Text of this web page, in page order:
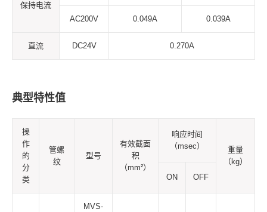
保持电流
AC200V 0.049A 0.039A
直流 DC24V 0.270A
典型特性值
操
作
的
分
类
管螺
纹
型号
有效截面
积
（mm²）
响应时间
（msec）
重量
（kg）
ON
OFF
MVS-